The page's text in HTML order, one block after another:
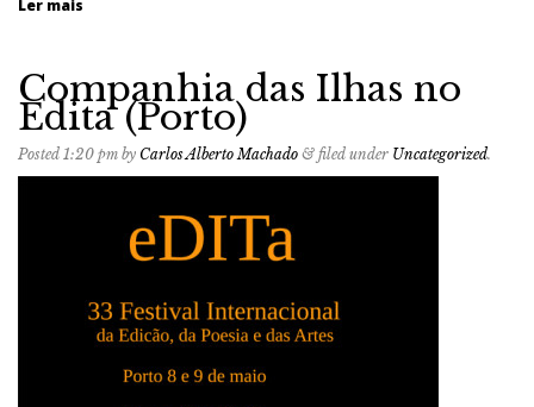
Ler mais
Companhia das Ilhas no
Edita (Porto)
Posted 1:20 pm by Carlos Alberto Machado & filed under Uncategorized.